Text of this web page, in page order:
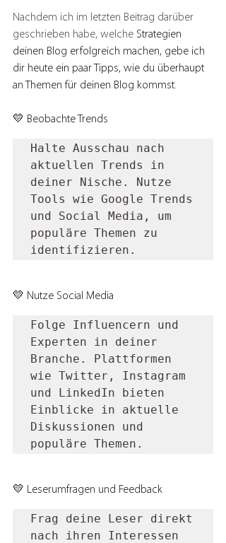
Nachdem ich im letzten Beitrag darüber
geschrieben habe, welche Strategien
deinen Blog erfolgreich machen, gebe ich
dir heute ein paar Tipps, wie du überhaupt
an Themen für deinen Blog kommst.
💛 Beobachte Trends
Halte Ausschau nach
aktuellen Trends in
deiner Nische. Nutze
Tools wie Google Trends
und Social Media, um
populäre Themen zu
identifizieren.
💛 Nutze Social Media
Folge Influencern und
Experten in deiner
Branche. Plattformen
wie Twitter, Instagram
und LinkedIn bieten
Einblicke in aktuelle
Diskussionen und
populäre Themen.
💛 Leserumfragen und Feedback
Frag deine Leser direkt
nach ihren Interessen